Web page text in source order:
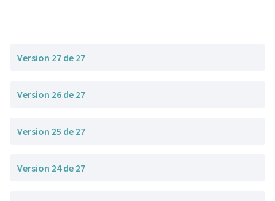
Version 27 de 27
Version 26 de 27
Version 25 de 27
Version 24 de 27